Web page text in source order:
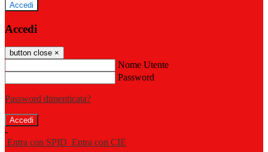
Accedi
Accedi
button close ×
Nome Utente
Password
Password dimenticata?
-
Entra con SPID Entra con CIE